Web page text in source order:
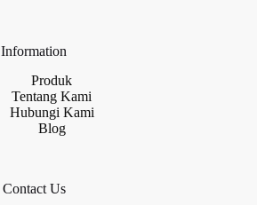
Information
Produk
Tentang Kami
Hubungi Kami
Blog
Contact Us